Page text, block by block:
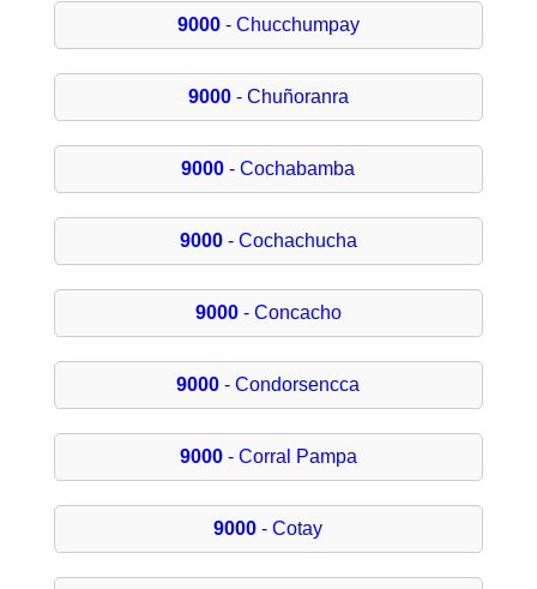
9000- Chucchumpay
9000- Chuñoranra
9000 - Cochabamba
9000- Cochachucha
9000- Concacho
9000 - Condorsencca
9000- Corral Pampa
9000 - Cotay